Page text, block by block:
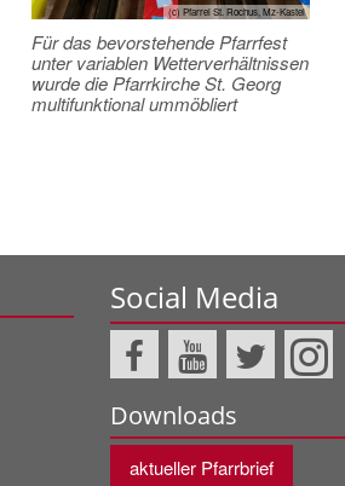
(c) Pfarrei St. Rochus, Mz-Kastel
Für das bevorstehende Pfarrfest
unter variablen Wetterverhältnissen
wurde die Pfarrkirche St. Georg
multifunktional ummöbliert
Social Media
Downloads
aktueller Pfarrbrief